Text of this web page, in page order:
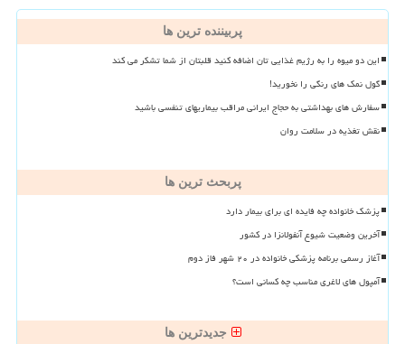
پربیننده ترین ها
این دو میوه را به رژیم غذایی تان اضافه کنید قلبتان از شما تشکر می کند
گول نمک های رنگی را نخورید!
سفارش های بهداشتی به حجاج ایرانی مراقب بیماریهای تنفسی باشید
نقش تغذیه در سلامت روان
پربحث ترین ها
پزشک خانواده چه فایده ای برای بیمار دارد
آخرین وضعیت شیوع آنفولانزا در کشور
آغاز رسمی برنامه پزشکی خانواده در ۲۰ شهر فاز دوم
آمپول های لاغری مناسب چه کسانی است؟
جدیدترین ها